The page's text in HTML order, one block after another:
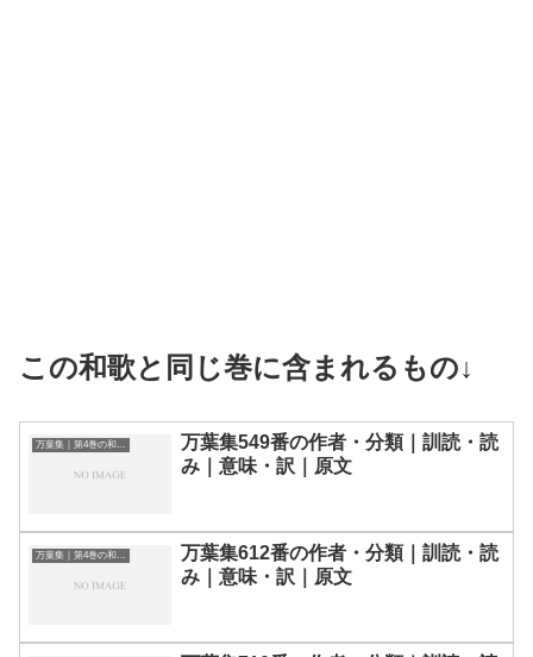
この和歌と同じ巻に含まれるもの↓
万葉集549番の作者・分類｜訓読・読
み｜意味・訳｜原文
万葉集｜第4巻の和歌一覧
万葉集612番の作者・分類｜訓読・読
み｜意味・訳｜原文